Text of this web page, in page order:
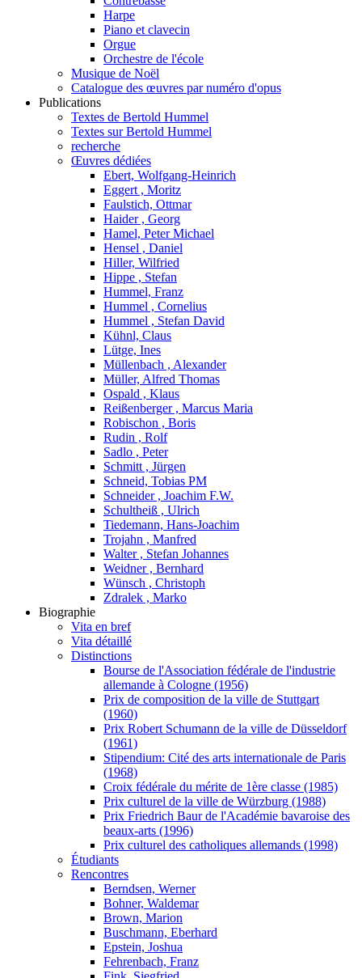
Harpe
Piano et clavecin
Orgue
Orchestre de l'école
Musique de Noël
Catalogue des œuvres par numéro d'opus
Publications
Textes de Bertold Hummel
Textes sur Bertold Hummel
recherche
Œuvres dédiées
Ebert, Wolfgang-Heinrich
Eggert , Moritz
Faulstich, Ottmar
Haider , Georg
Hamel, Peter Michael
Hensel , Daniel
Hiller, Wilfried
Hippe , Stefan
Hummel, Franz
Hummel , Cornelius
Hummel , Stefan David
Kühnl, Claus
Lütge, Ines
Müllenbach , Alexander
Müller, Alfred Thomas
Ospald , Klaus
Reißenberger , Marcus Maria
Robischon , Boris
Rudin , Rolf
Sadlo , Peter
Schmitt , Jürgen
Schneid, Tobias PM
Schneider , Joachim F.W.
Schultheiß , Ulrich
Tiedemann, Hans-Joachim
Trojahn , Manfred
Walter , Stefan Johannes
Weidner , Bernhard
Wünsch , Christoph
Zdralek , Marko
Biographie
Vita en bref
Vita détaillé
Distinctions
Bourse de l'Association fédérale de l'industrie
allemande à Cologne (1956)
Prix de composition de la ville de Stuttgart
(1960)
Prix Robert Schumann de la ville de Düsseldorf
(1961)
Stipendium: Cité des arts internationale de Paris
(1968)
Croix fédérale du mérite de 1ère classe (1985)
Prix culturel de la ville de Würzburg (1988)
Prix Friedrich Baur de l'Académie bavaroise des
beaux-arts (1996)
Prix culturel des catholiques allemands (1998)
Étudiants
Rencontres
Berndsen, Werner
Bohner, Waldemar
Brown, Marion
Buschmann, Eberhard
Epstein, Joshua
Fehrenbach, Franz